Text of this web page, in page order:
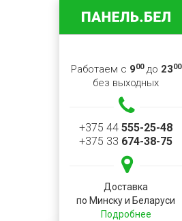
Работаем с 900до 2300
без выходных
+375 44 555-25-48
+375 33 674-38-75
Доставка
по Минску и Беларуси
Подробнее